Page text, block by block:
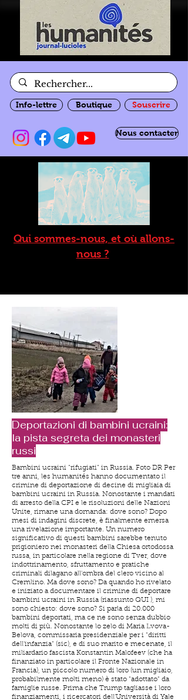
Info-lettre Boutique Souscrire
Nous contacter
Qui sommes-nous, et où allons-
nous ?
Deportazioni di bambini ucraini:
la pista segreta dei monasteri
russi
Bambini ucraini "rifugiati" in Russia. Foto DR Per tre anni, les humanités hanno documentato il crimine di deportazione di decine di migliaia di bambini ucraini in Russia. Nonostante i mandati di arresto della CPI e le risoluzioni delle Nazioni Unite, rimane una domanda: dove sono? Dopo mesi di indagini discrete, è finalmente emersa una rivelazione importante. Un numero significativo di questi bambini sarebbe tenuto prigioniero nei monasteri della Chiesa ortodossa russa, in particolare nella regione di Tver, dove indottrinamento, sfruttamento e pratiche criminali dilagano all'ombra del clero vicino al Cremlino. Ma dove sono? Da quando ho rivelato e iniziato a documentare il crimine di deportare bambini ucraini in Russia (riassunto QUI ), mi sono chiesto: dove sono? Si parla di 20.000 bambini deportati, ma ce ne sono senza dubbio molti di più. Nonostante lo zelo di Maria Lvova-Belova, commissaria presidenziale per i "diritti dell'infanzia" (sic), e di suo marito e mecenate, il miliardario fascista Konstantin Malofeev (che ha finanziato in particolare il Fronte Nazionale in Francia), un piccolo numero di loro (un migliaio, probabilmente molti meno) è stato "adottato" da famiglie russe. Prima che Trump tagliasse i loro finanziamenti, i ricercatori dell'Università di Yale sono riusciti a geolocalizzare circa 75 centri di internamento in Russia e Bielorussia. Ho attestato che alcuni bambini molto piccoli sono quasi certamente oggetto di "esperimenti medici" in strutture militari in Crimea, proprio come il "buon" Dr. Josef Mengele ad Auschwitz-Birkenau: chi si somiglia si accoppia. Inoltre, è dimostrato che i bambini ucraini, in particolare gli adolescenti, sono passati attraverso "campi ricreativi", anche in Cecenia, dove sono stati sottoposti a indottrinamento psicologico ("lavaggio del cervello") e militare. Tutto questo è già noto. Sappiamo anche (per chi segue le discipline umanistiche ) che una stretta collaboratrice di Maria Lova-Belova, Irina Rudnitskaya, presentata dalle autorità russe come un "esempio di virtù patriottica", è stata recentemente arrestata dalle stesse autorità per "traffico di minori": secondo le mie informazioni, si trattava di traffico di materiale pedopornografico, incluso il più piccolo (dai 3 ai 6 anni) tra i 12 bambini ucraini da lei "adottati" (leggi QUI ); una chioccia che era, soprattutto, una pappona... Grazie all'intervento di Melania Trump (Vladimir Putin, si dice, non sia immune al suo fascino), la Federazione Russa ha appena "restituito" sette bambini alle loro famiglie ucraine. Meglio di niente, ma 7 su 20.000 non sono certo sufficienti. L'indagine umanistica , condotta da settembre 2022 e meticolosamente documentata e documentata, ha svolto un ruolo significativo: da marzo 2023, Vladimir Putin e Maria Lvova-Belova sono stati oggetto di mandati di arresto emessi dalla Corte penale internazionale. Anche se si raggiungesse un accordo di pace (il che è improbabile), questi mandati di arresto rimarrebbero in vigore, come hanno sottolineato il 5 dicembre i procuratori aggiunti della CPI Mam Mandaye Niang (Senegal) e Najat Shameen Khan (Fiji). Il 3 dicembre, l'Assemblea generale delle Nazioni Unite ha adottato la risoluzione A/ES-11/L.16/Rev.1 (proposta da Ucraina, Danimarca, Gran Bretagna, Germania e Canada) con 91 voti favorevoli, 12 contrari e 57 astensioni. La risoluzione chiede alla Federazione Russa di garantire il rimpatrio immediato, sicuro e incondizionato di tutti i minori ucraini trasferiti o deportati con la forza. Esorta inoltre Mosca a cessare immediatamente le pratiche di separazione delle famiglie e a "modificare lo status personale dei bambini" attraverso la cittadinanza, l'adozione, l'affidamento o l'indottrinamento. I 12 paesi che hanno votato contro la risoluzione sono stati: Russia, Bielorussia, Nicaragua, Siria, Eritrea, Mali, Zimbabwe, Sudan, Repubblica Centrafricana, Burundi, Cuba e, prevedibilmente, Corea del Nord. Secondo il Centro Regionale per i Diritti Umani (Kiev), che ha testimoniato davanti a una commissione del Congresso degli Stati Uniti, un ragazzo di 12 anni proveniente dalla regione occupata di Donetsk e una ragazza di 16 anni di Simferopol sono stati inviati al campo di Songdowon, sulla costa orientale della Corea del Nord, a circa 9.000 km dall'Ucraina. Le organizzazioni ucraine e internazionali interpretano questi trasferimenti come un'estensione del più ampio sistema di deportazione e rieducazione di migliaia di bambini ucraini verso Russia, Bielorussia e ora, in alcuni casi documentati, Corea del Nord (leggi QUI ). Questi "pochi casi", pur componendo gradualmente il puzzle, non forniscono ancora un quadro completo. E la domanda continua a tormentarmi e a tormentarmi: dove sono questi 20.000 (almeno) bambini deportati? Che tipo di "logistica" c'è per gestire un numero simile? Orfanotrofi e altri "sanatori"? Va bene, ma non basta. Per otto mesi (almeno), ho condotto questa indagine in segreto, con scarsi risultati: è come cercare un ago in un pagliaio – un pagliaio, va detto, a cui né l'UNICEF né la Croce Rossa Internazionale hanno accesso (rifiutato da Putin). Ma stasera, l'indagine ha appena fatto un enorme passo avanti. La maggior parte di questi bambini è tenuta prigioniera, nel massimo segreto, in... monasteri ortodossi russi! Continuerò con queste rivelazioni esclusive nei prossimi giorni. Per ora, mi concentrerò sull'Oblast' di Tver', nella parte centro-nord-occidentale della Russia europea, tra Mosca e San Pietroburgo, nella vasta pianura dell'Europa orientale. La regione è nota per le sue foreste, i numerosi laghi (ad esempio, il lago Seliger) e parte delle colline del Valdaj . Diversi importanti fiumi europei, tra cui il Volga, nascono qui. Alla confluenza dei fiumi Volga e Tvertsa, circa 180 km a nord-ovest di Mosca, la città di Tver' concentra la maggior parte delle infrastrutture amministrative, culturali e di trasporto della regione. Ci sono diversi importanti monasteri e conventi ortodossi nell'Oblast' di Tver', alcuni direttamente a Tver' e altri in città più piccole della regione. Sono riuscito a identificarne tre, dove attualmente sono detenuti bambini ucraini: Il Convento di Santa Caterina ( Svato-Ekaterininskiy), situato In via Kropotkina 19/2 , a Tver, si trova un convento femminile (nella foto sotto) con una chiesa e alcuni edifici monastici nel centro del tessuto urbano. L'attuale monastero fu fondato nel 1996 attorno a una più antica chiesa di Santa Caterina, costruita alla fine del XVIII secolo, chiusa durante l'era sovietica, poi riaperta al culto alla fine degli anni '80 prima di essere incorporata nel nuovo convento. Si dice che vi siano tenuti circa cinquanta bambini. Il Grande Monastero di Boris e Gleb (Борисоглебский монастырь), situato in via Staritskaya 7 a Toržok, è elencato sui siti web di mappatura come "Monastero dei Santi Martiri e Soffritori della Passione Boris e Gleb" o "Monastero Novotoržskij Borisoglebskij". Questo storico complesso monastico si affaccia sul fiume Tvertsa, nel centro di Toržok (foto sotto). È uno dei monasteri più antichi della Russia ed è ora dichiarato patrimonio culturale di importanza federale. Il complesso comprende diverse chiese ed edifici. Si ritiene che vi siano detenuti circa cento bambini. Il più importante è il monastero Bogoroditse-Rozhdestvenskiy ( Тверской Христорождественский женский монастырь) , situato in via Proletarskiy poselok 1, a Tver. È il monastero più antico della Russia. Fondato dal Granduca Vsevolod III di Vladimir, fu il luogo di sepoltura del generale e sant'Aleksandr Nevskij. Durante l'era sovietica, fu utilizzato come ufficio per i servizi segreti sovietici, ma in seguito è stato restaurato e ora ospita monaci. La terra di Tver ha dato i natali a più di 150 santi e patroni, che "rappresentano la gloria e l'onore di tutta la Russia ortodossa". Tra questi: Mikhail Yaroslavich, principe di Tver, uno dei primi a preparare l'unificazione delle terre russe. Un annesso di questo vasto edificio, in fase di ristrutturazione, avrebbe ospitato dai 150 ai 200 bambini ucraini, sottoposti a indottrinamento o peggio. Di recente, il 7 dicembre, alcuni di loro hanno partecipato a una "lezione" presso la Cattedrale dell'Ascensione di Tver, nell'ambito della scuola domenicale "Zernyshki dobra" ("Semi di Gentilezza"). Dopo aver "studiato" l'opera del classico russo Aleksandr Kuprin, "Il Dottore Meraviglioso", che "tratta del più importante comandamento cristiano, la misericordia", questi bambini ucraini sono stati costretti a partecipare all'attività creativa "Auguri di Capodanno al Difensore della Patria". In breve, hanno dovuto scrivere lettere di auguri e creare disegni per i soldati russi che combattevano contro il loro stesso Paese (foto sotto). Anche a Tver, in questi giorni, altri bambini sono stati costretti a partecipare all'ottavo Festival internazionale del cinema ortodosso "Cuore russo" ("Русское сердце", foto sotto). Un festival che "tradizionalmente sottolinea non la funzione di intrattenimento, ma quella educativa del cinema: i film selezionati per il programma sollevano questioni di moralità e forza spirituale, di amore per l'umanità e rivelano i veri valori spirituali ortodossi". Si considerino, ad esempio, i titoli di alcuni dei film proiettati (e premiati): Capitano di Quarto Grado ("Капитан четвертого ранга"), diretto da Ilya Kazankov (Илья Казанков)), vincitore del Premio del Pubblico; o Our Own. Ballata sulla guerra ("СВОИ. Баллада о войне"), del "regista" Artem Artemov (Артема Артемова), ufficiale che combatte nel Donbass dal 2022 (foto sotto). Il suo film, distribuito sulla piattaforma Okko e in sale cinematografiche selezionate in Russia e nei territori occupati, ritrae un gruppo di operatori di droni russi in prima linea, con personaggi ispirati a combattenti reali, presentati come eroi sacrificali . È ampiamente promosso dai media statali e filo-Cremlino come il "primo film realistico sull'operazione militare speciale", con una narrazione autop